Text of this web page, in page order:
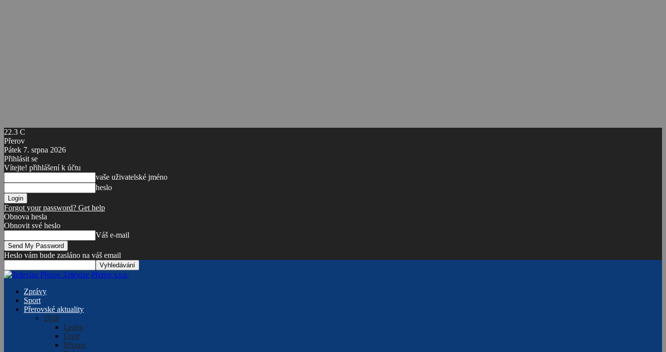
22.3 C
Přerov
Pátek 7. srpna 2026
Přihlásit se
Vítejte! přihlášení k účtu
vaše uživatelské jméno
heslo
Forgot your password? Get help
Obnova hesla
Obnovit své heslo
Váš e-mail
Heslo vám bude zasláno na váš email
Televize Přerov s.r.o.
Zprávy
Sport
Přerovské aktuality
2026
Leden
Únor
Březen